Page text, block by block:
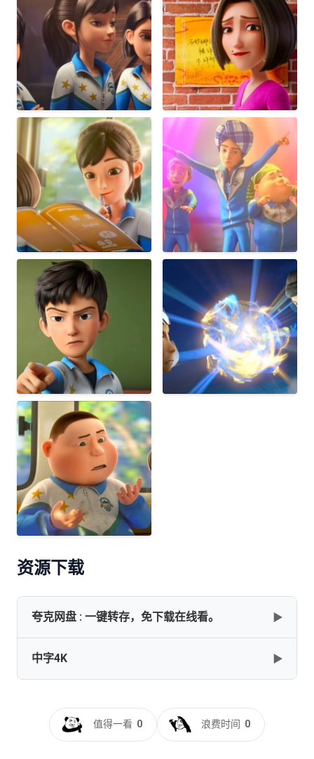
资源下载
夸克网盘 : 一键转存，免下载在线看。 ▶
✅━━━━━━━━━━━━━━━━━━━━━[茶啊二
[13.2GB]
中字4K ▶
幕].Oh.My.School.2023.2160p.HQ.WEB-
DL.H265.60fps.DDP5.1-DreamHD
值得一看 0 浪费时间 0